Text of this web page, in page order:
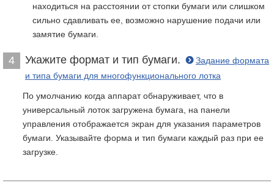
находиться на расстоянии от стопки бумаги или слишком
сильно сдавливать ее, возможно нарушение подачи или
замятие бумаги.
4 Укажите формат и тип бумаги.
Задание формата
и типа бумаги для многофункционального лотка
По умолчанию когда аппарат обнаруживает, что в
универсальный лоток загружена бумага, на панели
управления отображается экран для указания параметров
бумаги. Указывайте форма и тип бумаги каждый раз при ее
загрузке.